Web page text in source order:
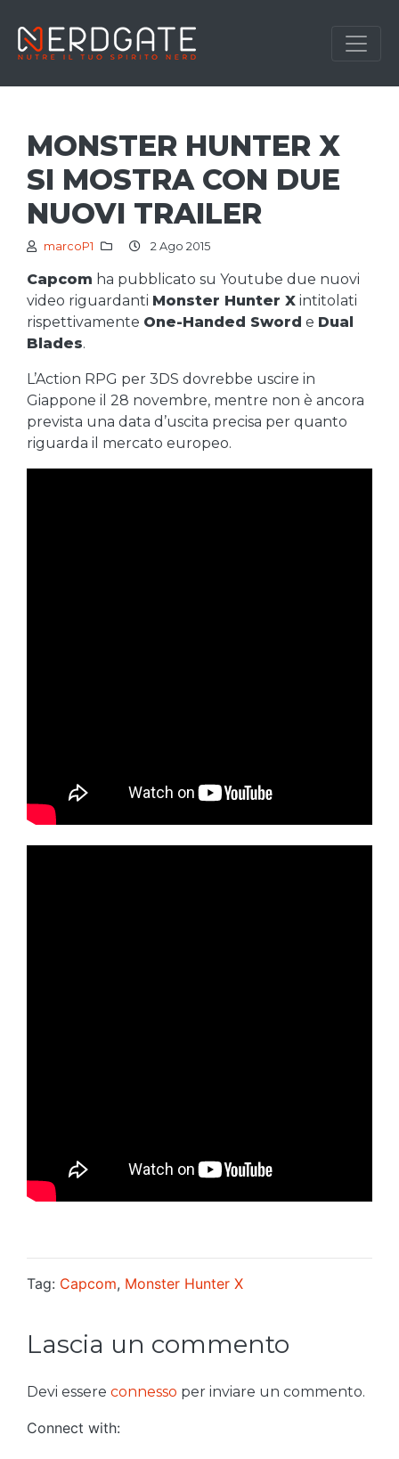
MONSTER HUNTER X
SI MOSTRA CON DUE
NUOVI TRAILER
marcoP1 2 Ago 2015
Capcom ha pubblicato su Youtube due nuovi
video riguardanti Monster Hunter X intitolati
rispettivamente One-Handed Sword e Dual
Blades.
L’Action RPG per 3DS dovrebbe uscire in
Giappone il 28 novembre, mentre non è ancora
prevista una data d’uscita precisa per quanto
riguarda il mercato europeo.
Tag: Capcom, Monster Hunter X
Lascia un commento
Devi essere connesso per inviare un commento.
Connect with: